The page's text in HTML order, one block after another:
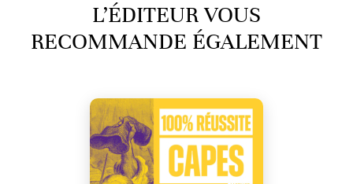
L’ÉDITEUR VOUS
RECOMMANDE ÉGALEMENT